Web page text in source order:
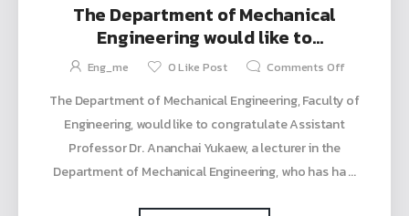
The Department of Mechanical
Engineering would like to
congratulate Assistant Professor Dr.
article published in the international
journal SCOPUS database (Q1).
Eng_me 0Like Post Comments Off
The Department of Mechanical Engineering, Faculty of
Engineering, would like to congratulate Assistant
Professor Dr. Ananchai Yukaew, a lecturer in the
Department of Mechanical Engineering, who has ha ...